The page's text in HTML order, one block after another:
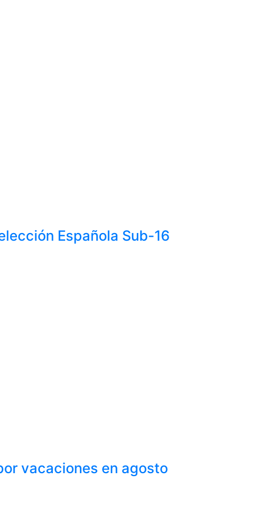
Española Sub-16
vacaciones en agosto